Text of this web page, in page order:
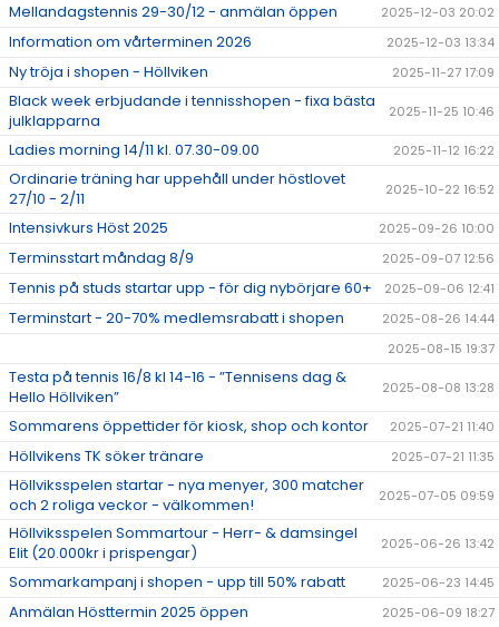
Mellandagstennis 29-30/12 - anmälan öppen 2025-12-03 20:02
Information om vårterminen 2026 2025-12-03 13:34
Ny tröja i shopen - Höllviken 2025-11-27 17:09
Black week erbjudande i tennisshopen - fixa bästa
julklapparna
2025-11-25 10:46
Ladies morning 14/11 kl. 07.30-09.00 2025-11-12 16:22
Ordinarie träning har uppehåll under höstlovet
27/10 - 2/11
2025-10-22 16:52
Intensivkurs Höst 2025 2025-09-26 10:00
Terminsstart måndag 8/9 2025-09-07 12:56
Tennis på studs startar upp - för dig nybörjare 60+ 2025-09-06 12:41
Terminstart - 20-70% medlemsrabatt i shopen
2025-08-26 14:44
2025-08-15 19:37
Testa på tennis 16/8 kl 14-16 - ”Tennisens dag &
Hello Höllviken”
2025-08-08 13:28
Sommarens öppettider för kiosk, shop och kontor 2025-07-21 11:40
Höllvikens TK söker tränare 2025-07-21 11:35
Höllviksspelen startar - nya menyer, 300 matcher
och 2 roliga veckor - välkommen!
2025-07-05 09:59
Höllviksspelen Sommartour - Herr- & damsingel
Elit (20.000kr i prispengar)
2025-06-26 13:42
Sommarkampanj i shopen - upp till 50% rabatt 2025-06-23 14:45
Anmälan Hösttermin 2025 öppen 2025-06-09 18:27